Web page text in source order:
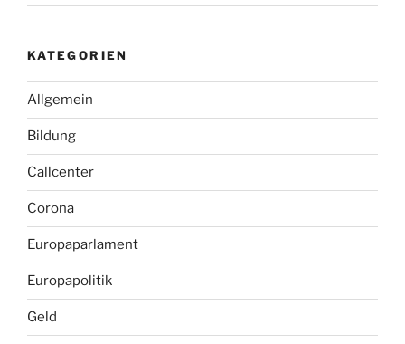
KATEGORIEN
Allgemein
Bildung
Callcenter
Corona
Europaparlament
Europapolitik
Geld